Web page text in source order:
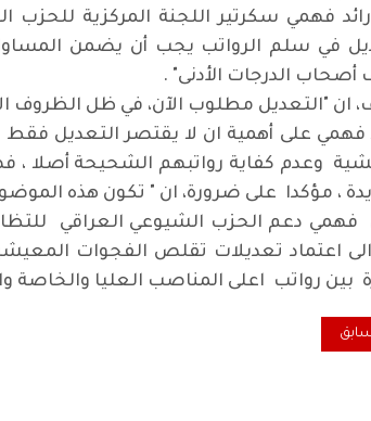
في سلم الرواتب يجب أن يضمن
أصحاب الدرجات الأدنى" .
ان "التعديل مطلوب الآن، في ظل الظروف
على أهمية ان لا يقتصر التعديل فقط
وعدم كفاية رواتبهم الشحيحة أصلا ،
، مؤكدا على ضرورة، ان " تكون هذه
فهمي دعم الحزب الشيوعي العراقي
الى اعتماد تعديلات تقلص الفجوات
بين رواتب اعلى المناصب العليا والخاصة
السابق: توقيع عقد انشاء مقر الحزب الشيوعي في بغداد